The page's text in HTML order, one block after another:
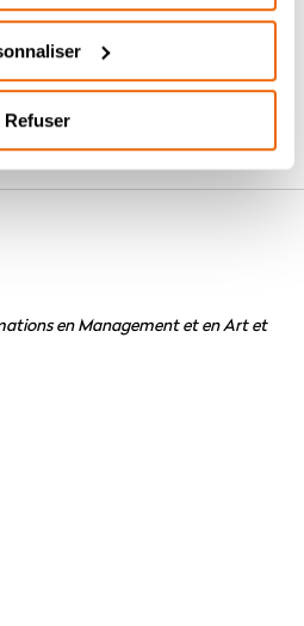
Refuser
en Management et en Art et